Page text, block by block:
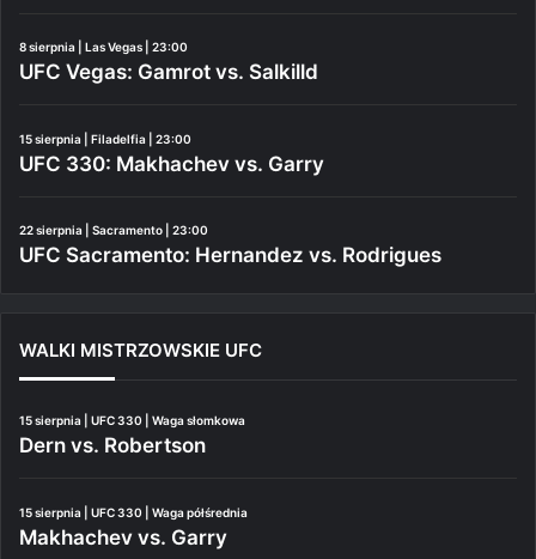
8 sierpnia | Las Vegas | 23:00
UFC Vegas: Gamrot vs. Salkilld
15 sierpnia | Filadelfia | 23:00
UFC 330: Makhachev vs. Garry
22 sierpnia | Sacramento | 23:00
UFC Sacramento: Hernandez vs. Rodrigues
WALKI MISTRZOWSKIE UFC
15 sierpnia | UFC 330 | Waga słomkowa
Dern vs. Robertson
15 sierpnia | UFC 330 | Waga półśrednia
Makhachev vs. Garry